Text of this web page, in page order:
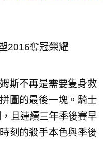
2016奪冠榮耀
斯不再是需要隻身救
圖的最後一塊。騎士
且連續三年季後賽早
刻的殺手本色與季後